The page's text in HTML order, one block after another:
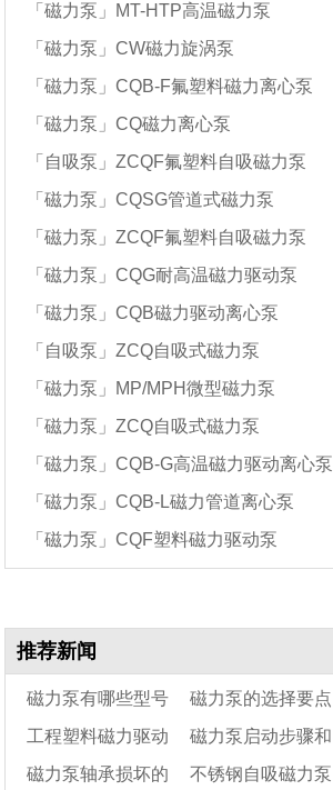
「磁力泵」MT-HTP高温磁力泵
「磁力泵」CW磁力旋涡泵
「磁力泵」CQB-F氟塑料磁力离心泵
「磁力泵」CQ磁力离心泵
「自吸泵」ZCQF氟塑料自吸磁力泵
「磁力泵」CQSG管道式磁力泵
「磁力泵」ZCQF氟塑料自吸磁力泵
「磁力泵」CQG耐高温磁力驱动泵
「磁力泵」CQB磁力驱动离心泵
「自吸泵」ZCQ自吸式磁力泵
「磁力泵」MP/MPH微型磁力泵
「磁力泵」ZCQ自吸式磁力泵
「磁力泵」CQB-G高温磁力驱动离心泵
「磁力泵」CQB-L磁力管道离心泵
「磁力泵」CQF塑料磁力驱动泵
推荐新闻
磁力泵有哪些型号 磁力泵的选择要点
工程塑料磁力驱动
泵叶轮损坏的原因是
磁力泵启动步骤和
停机操作事项介绍
磁力泵轴承损坏的 不锈钢自吸磁力泵